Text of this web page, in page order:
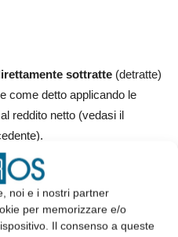
noi e i nostri partner
per memorizzare e/o
Il consenso a queste
sottratte (detratte)
come detto applicando le
reddito netto (vedasi il
una rilevante
l’anno 2020: l’obbligo
di pagamento tracciate